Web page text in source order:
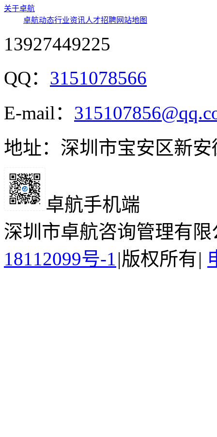
关于卓航
卓航动态行业资讯人才招聘网站地图
13927449225
QQ： 3151078566
E-mail：
地址：深圳市宝安区新
卓航手机端
深圳市卓航咨询管理有限
18112099号-1 |版权所有|